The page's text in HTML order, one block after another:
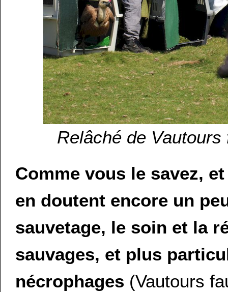
Relâché de
Comme vous le savez,
en doutent encore un
sauvetage, le soin et la
sauvages, et plus
nécrophages (Vautours